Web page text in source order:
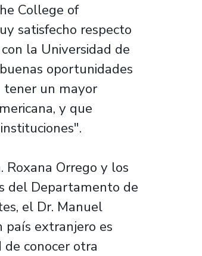
College of
satisfecho respecto
la Universidad de
oportunidades
tener un mayor
y que
Roxana Orrego y los
del Departamento de
el Dr. Manuel
país extranjero es
conocer otra